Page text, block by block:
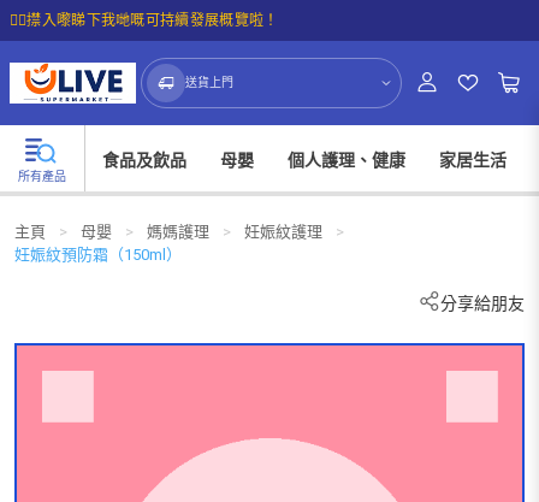
☝🏼㩒入嚟睇下我哋嘅可持續發展概覽啦！
送貨上門
所有產品
食品及飲品 母嬰 個人護理、健康 家居生活
主頁 > 母嬰 > 媽媽護理 > 妊娠紋護理
>
妊娠紋預防霜（150ml）
分享給朋友